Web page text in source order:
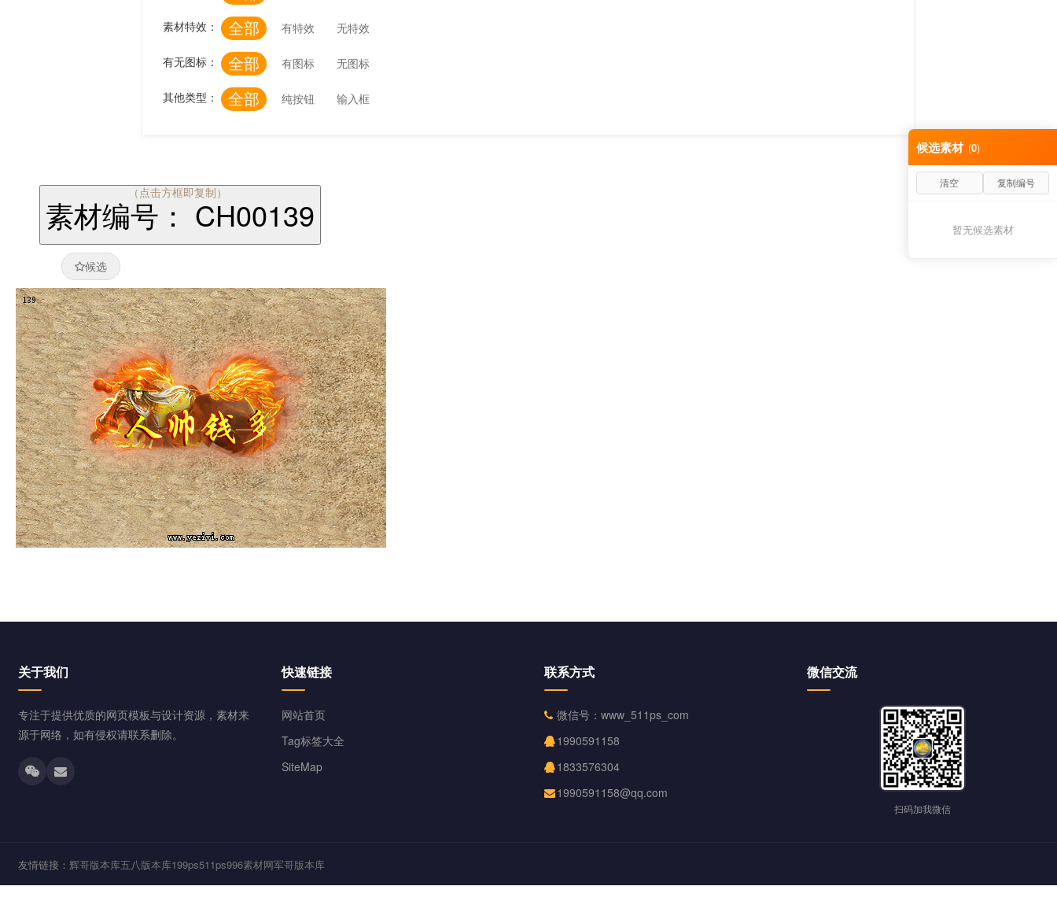
素材特效： 全部 有特效 无特效
有无图标： 全部 有图标 无图标
其他类型： 全部 纯按钮 输入框
（点击方框即复制）
素材编号： CH00139
候选
关于我们
专注于提供优质的网页模板与设计资源，素材来
源于网络，如有侵权请联系删除。
快速链接
网站首页
Tag标签大全
SiteMap
联系方式
微信号：www_511ps_com
1990591158
1833576304
1990591158@qq.com
微信交流
扫码加我微信
友情链接：辉哥版本库五八版本库199ps511ps996素材网军哥版本库
候选素材 (0)
清空 复制编号
暂无候选素材